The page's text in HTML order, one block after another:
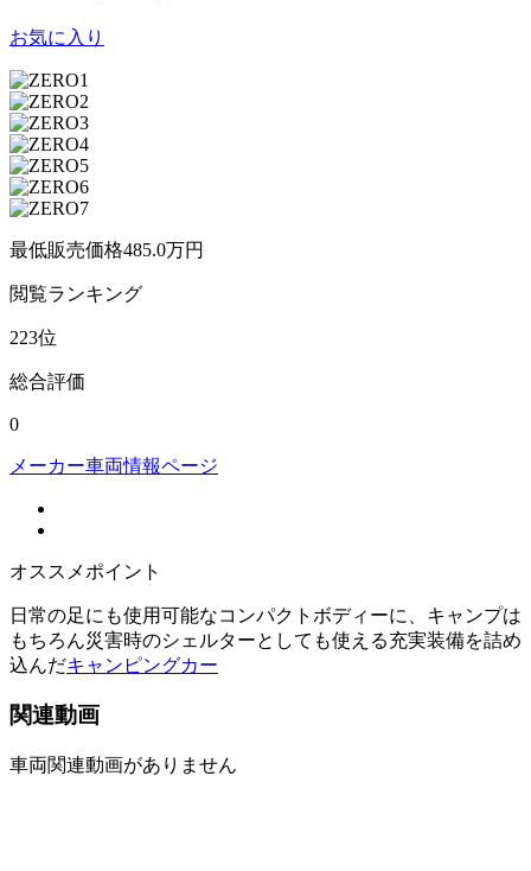
お気に入り
最低販売価格485.0万円
閲覧ランキング
223位
総合評価
0
メーカー車両情報ページ
オススメポイント
日常の足にも使用可能なコンパクトボディーに、キャンプは
もちろん災害時のシェルターとしても使える充実装備を詰め
込んだキャンピングカー
関連動画
車両関連動画がありません